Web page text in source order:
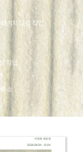
키지 그림 작업
작업
소